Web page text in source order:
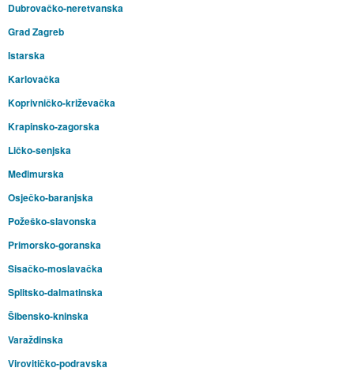
Dubrovačko-neretvanska
Grad Zagreb
Istarska
Karlovačka
Koprivničko-križevačka
Krapinsko-zagorska
Ličko-senjska
Međimurska
Osječko-baranjska
Požeško-slavonska
Primorsko-goranska
Sisačko-moslavačka
Splitsko-dalmatinska
Šibensko-kninska
Varaždinska
Virovitičko-podravska